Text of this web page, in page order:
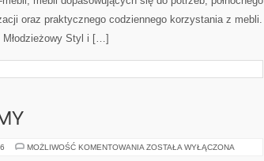
oraz praktycznego codziennego korzystania z mebli.
Styl i […]
MOŻLIWOŚĆ KOMENTOWANIA AWANGARDA
ZOSTAŁA WYŁĄCZONA